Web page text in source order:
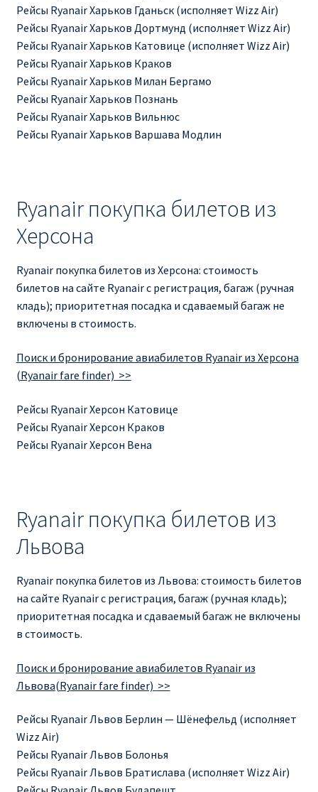
Рождественские направления от € 9
Райнэйр на русском
О сайте
Рейсы Ryanair Харьков Гданьск (исполняет Wizz Air)
Рейсы Ryanair Харьков Дортмунд (исполняет Wizz Air)
Рейсы Ryanair Харьков Катовице (исполняет Wizz Air)
Рейсы Ryanair Харьков Краков
Рейсы Ryanair Харьков Милан Бергамо
Рейсы Ryanair Харьков Познань
Рейсы Ryanair Харьков Вильнюс
Рейсы Ryanair Харьков Варшава Модлин
Ryanair покупка билетов из
Херсона
Ryanair покупка билетов из Херсона: стоимость
билетов на сайте Ryanair с регистрация, багаж (ручная
кладь); приоритетная посадка и сдаваемый багаж не
включены в стоимость.
Поиск и бронирование авиабилетов Ryanair из Херсона
(Ryanair fare finder) >>
Рейсы Ryanair Херсон Катовице
Рейсы Ryanair Херсон Краков
Рейсы Ryanair Херсон Вена
Ryanair покупка билетов из
Львова
Ryanair покупка билетов из Львова: стоимость билетов
на сайте Ryanair с регистрация, багаж (ручная кладь);
приоритетная посадка и сдаваемый багаж не включены
в стоимость.
Поиск и бронирование авиабилетов Ryanair из
Львова(Ryanair fare finder) >>
Рейсы Ryanair Львов Берлин — Шёнефельд (исполняет
Wizz Air)
Рейсы Ryanair Львов Болонья
Рейсы Ryanair Львов Братислава (исполняет Wizz Air)